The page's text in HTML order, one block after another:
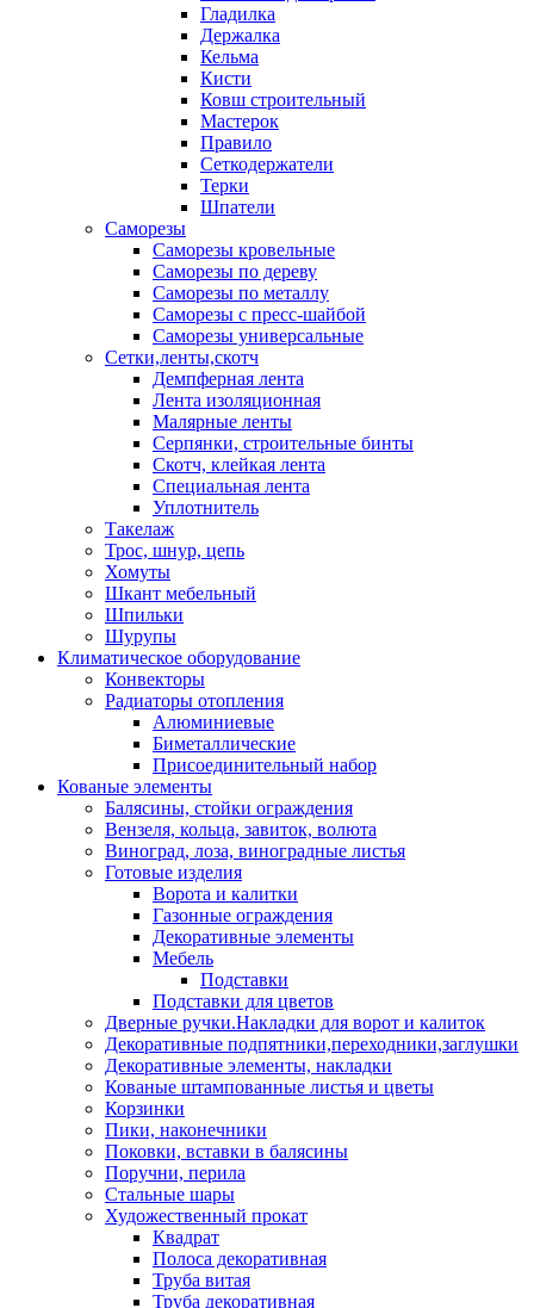
Гладилка
Держалка
Кельма
Кисти
Ковш строительный
Мастерок
Правило
Сеткодержатели
Терки
Шпатели
Саморезы
Саморезы кровельные
Саморезы по дереву
Саморезы по металлу
Саморезы с пресс-шайбой
Саморезы универсальные
Сетки,ленты,скотч
Демпферная лента
Лента изоляционная
Малярные ленты
Серпянки, строительные бинты
Скотч, клейкая лента
Специальная лента
Уплотнитель
Такелаж
Трос, шнур, цепь
Хомуты
Шкант мебельный
Шпильки
Шурупы
Климатическое оборудование
Конвекторы
Радиаторы отопления
Алюминиевые
Биметаллические
Присоединительный набор
Кованые элементы
Балясины, стойки ограждения
Вензеля, кольца, завиток, волюта
Виноград, лоза, виноградные листья
Готовые изделия
Ворота и калитки
Газонные ограждения
Декоративные элементы
Мебель
Подставки
Подставки для цветов
Дверные ручки.Накладки для ворот и калиток
Декоративные подпятники,переходники,заглушки
Декоративные элементы, накладки
Кованые штампованные листья и цветы
Корзинки
Пики, наконечники
Поковки, вставки в балясины
Поручни, перила
Стальные шары
Художественный прокат
Квадрат
Полоса декоративная
Труба витая
Труба декоративная